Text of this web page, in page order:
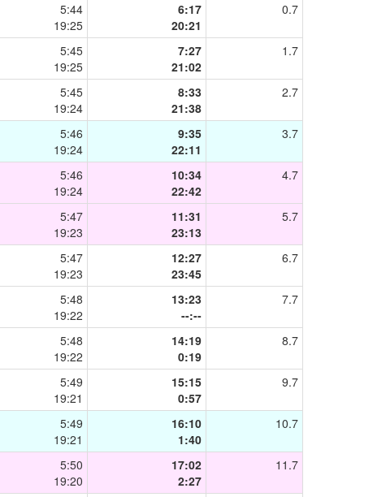
5:44
19:25
6:17
20:21
0.7
5:45
19:25
7:27
21:02
1.7
5:45
19:24
8:33
21:38
2.7
5:46
19:24
9:35
22:11
3.7
5:46
19:24
10:34
22:42
4.7
5:47
19:23
11:31
23:13
5.7
5:47
19:23
12:27
23:45
6.7
5:48
19:22
13:23
--:--
7.7
5:48
19:22
14:19
0:19
8.7
5:49
19:21
15:15
0:57
9.7
5:49
19:21
16:10
1:40
10.7
5:50
19:20
17:02
2:27
11.7